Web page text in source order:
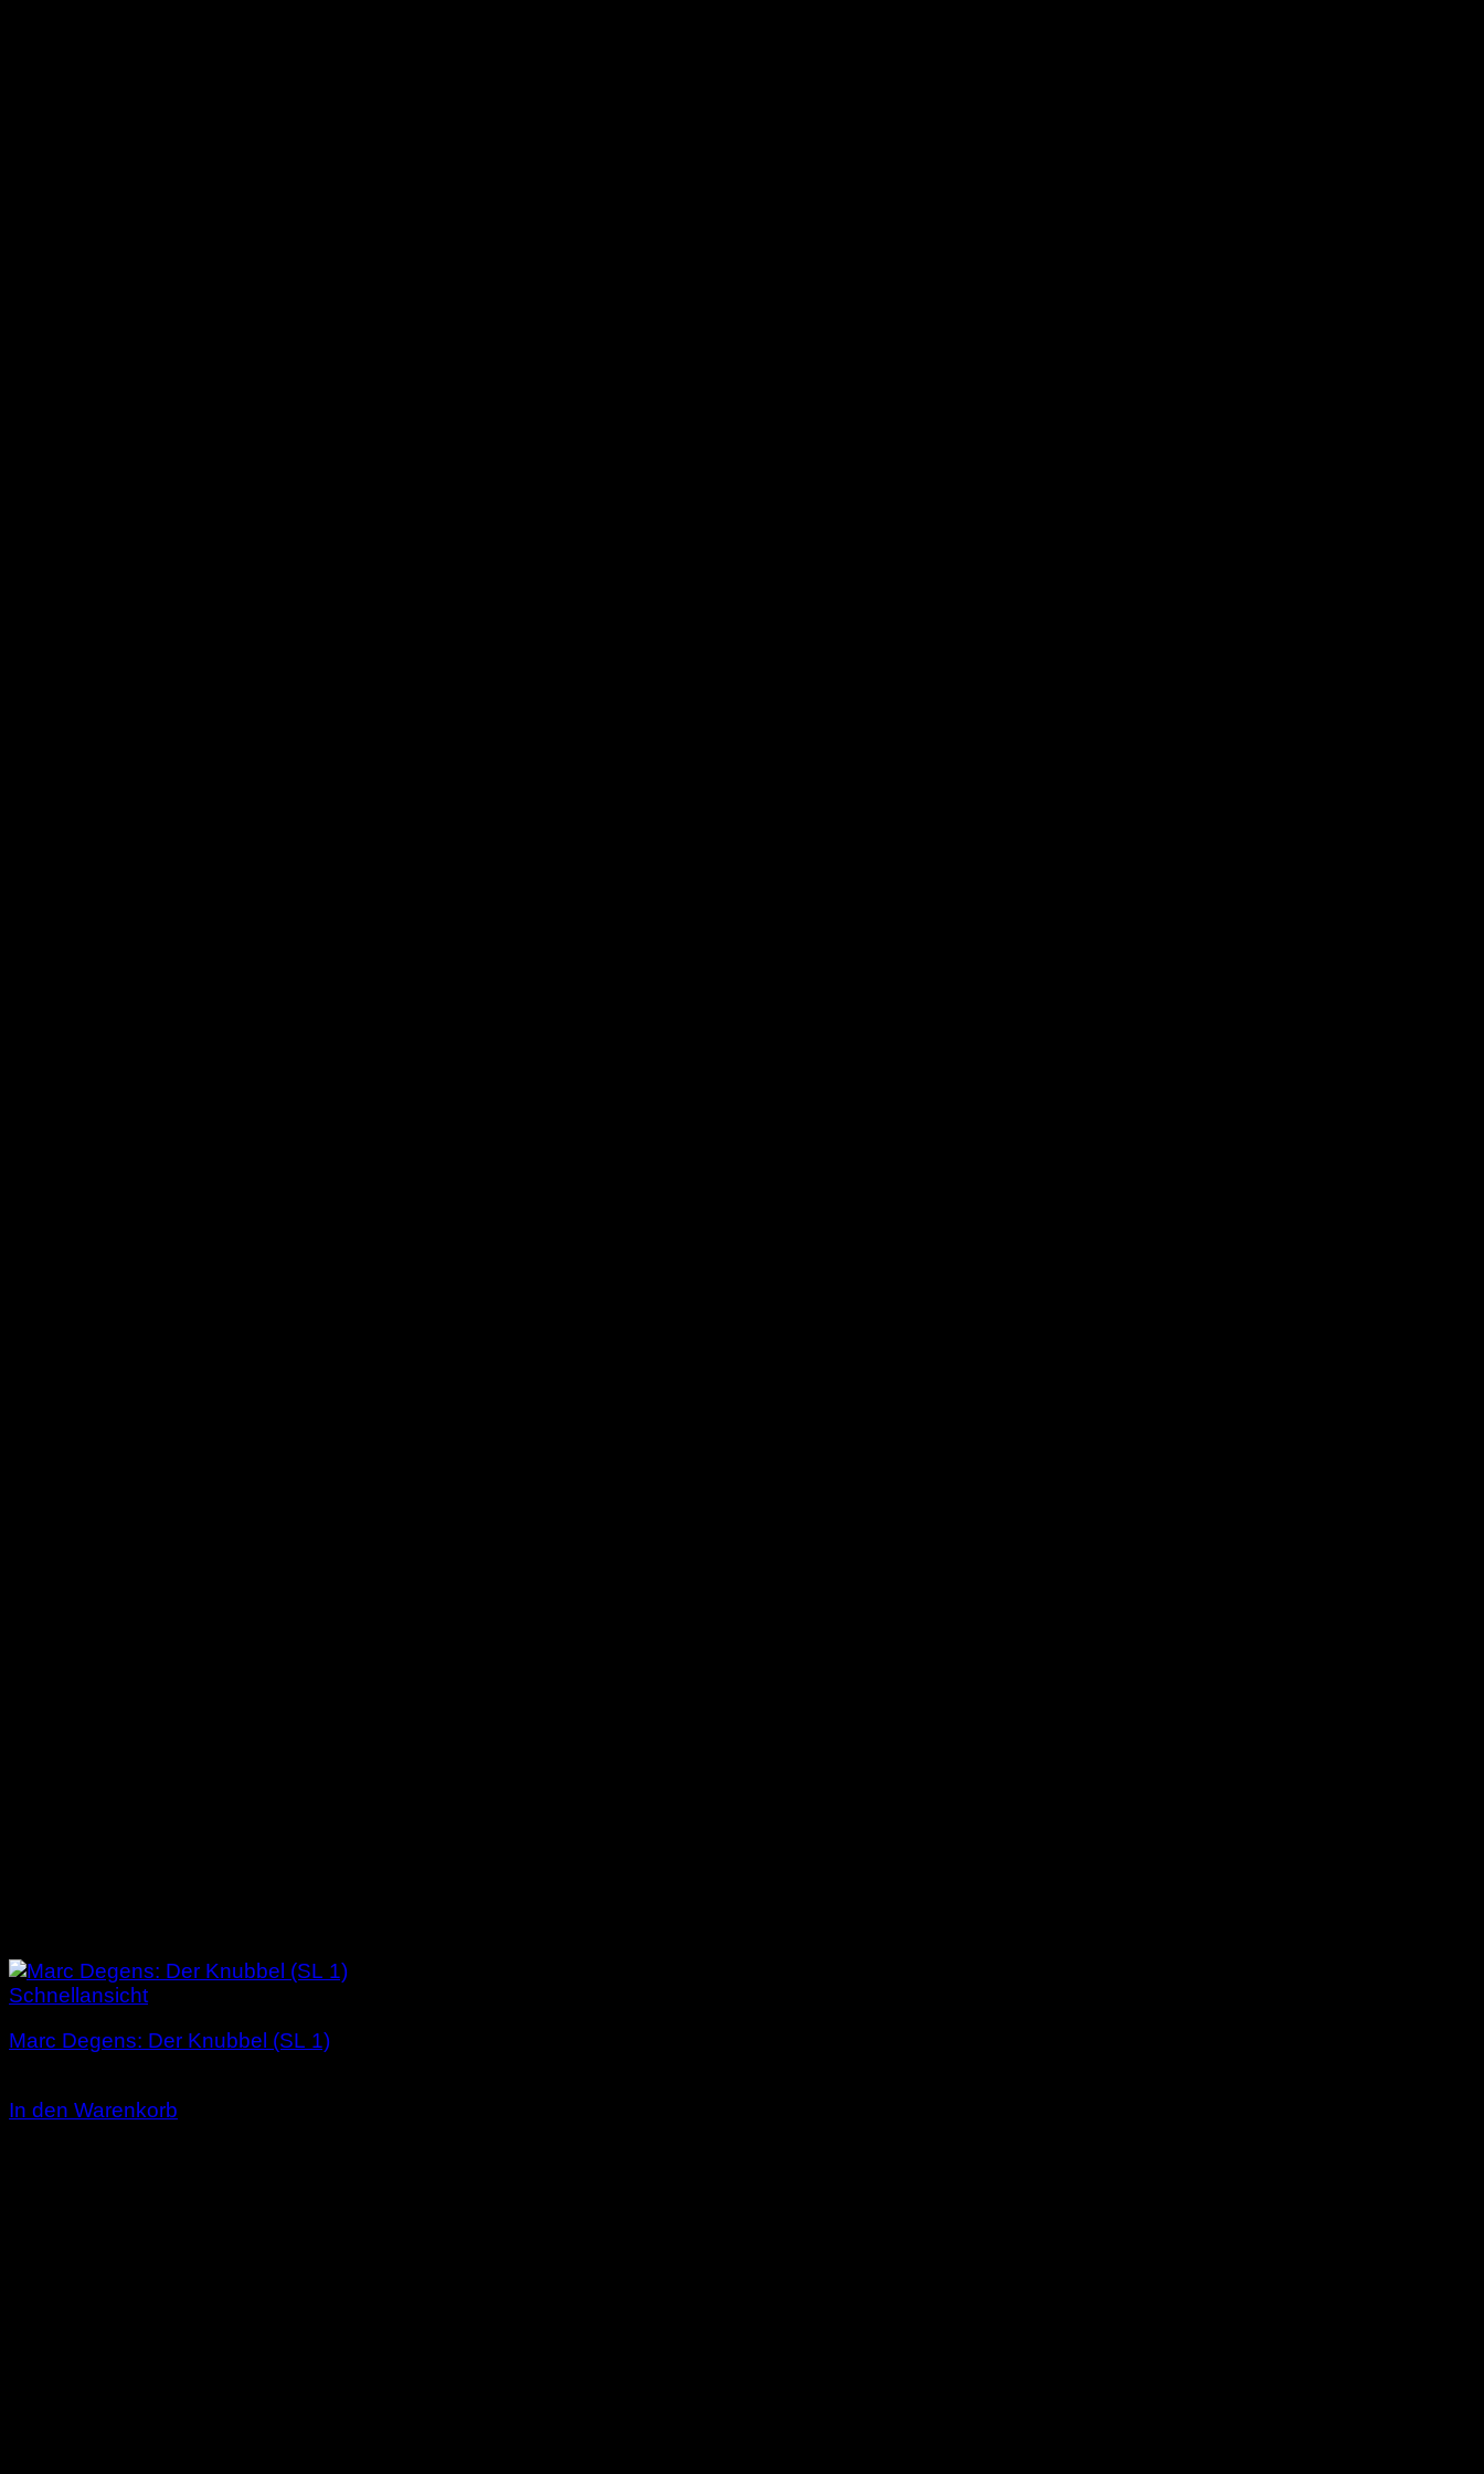
Schnellansicht
Marc Degens: Der Knubbel (SL 1)
In den Warenkorb